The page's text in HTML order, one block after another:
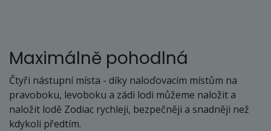
Maximálně pohodlná
Čtyři nástupní místa - díky naloďovacím místům na
pravoboku, levoboku a zádi lodi můžeme naložit a
naložit lodě Zodiac rychleji, bezpečněji a snadněji než
kdykoli předtím.